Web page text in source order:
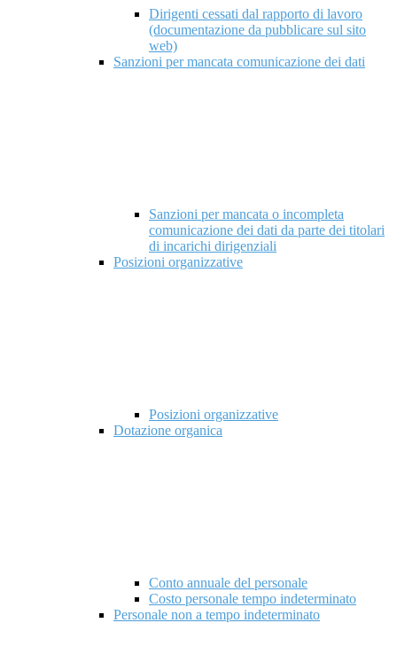
Dirigenti cessati dal rapporto di lavoro
(documentazione da pubblicare sul sito
web)
Sanzioni per mancata comunicazione dei dati
Sanzioni per mancata o incompleta
comunicazione dei dati da parte dei titolari
di incarichi dirigenziali
Posizioni organizzative
Posizioni organizzative
Dotazione organica
Conto annuale del personale
Costo personale tempo indeterminato
Personale non a tempo indeterminato